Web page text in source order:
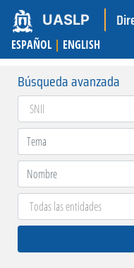
UASLP
ESPAÑOL | ENGLISH
Búsqueda avanzada